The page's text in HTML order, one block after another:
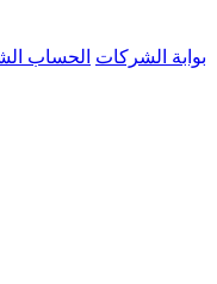
بوابة الشركات الحساب